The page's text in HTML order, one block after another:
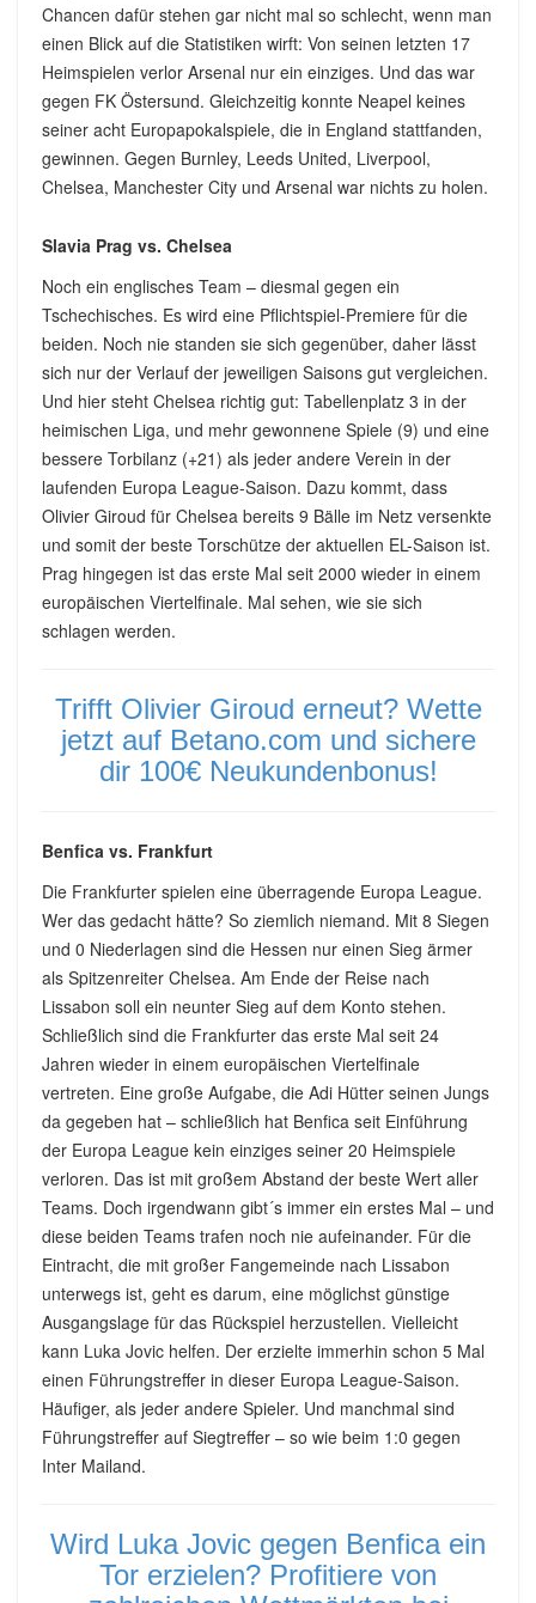
Chancen dafür stehen gar nicht mal so schlecht, wenn man
einen Blick auf die Statistiken wirft: Von seinen letzten 17
Heimspielen verlor Arsenal nur ein einziges. Und das war
gegen FK Östersund. Gleichzeitig konnte Neapel keines
seiner acht Europapokalspiele, die in England stattfanden,
gewinnen. Gegen Burnley, Leeds United, Liverpool,
Chelsea, Manchester City und Arsenal war nichts zu holen.
Slavia Prag vs. Chelsea
Noch ein englisches Team – diesmal gegen ein
Tschechisches. Es wird eine Pflichtspiel-Premiere für die
beiden. Noch nie standen sie sich gegenüber, daher lässt
sich nur der Verlauf der jeweiligen Saisons gut vergleichen.
Und hier steht Chelsea richtig gut: Tabellenplatz 3 in der
heimischen Liga, und mehr gewonnene Spiele (9) und eine
bessere Torbilanz (+21) als jeder andere Verein in der
laufenden Europa League-Saison. Dazu kommt, dass
Olivier Giroud für Chelsea bereits 9 Bälle im Netz versenkte
und somit der beste Torschütze der aktuellen EL-Saison ist.
Prag hingegen ist das erste Mal seit 2000 wieder in einem
europäischen Viertelfinale. Mal sehen, wie sie sich
schlagen werden.
Trifft Olivier Giroud erneut? Wette
jetzt auf Betano.com und sichere
dir 100€ Neukundenbonus!
Benfica vs. Frankfurt
Die Frankfurter spielen eine überragende Europa League.
Wer das gedacht hätte? So ziemlich niemand. Mit 8 Siegen
und 0 Niederlagen sind die Hessen nur einen Sieg ärmer
als Spitzenreiter Chelsea. Am Ende der Reise nach
Lissabon soll ein neunter Sieg auf dem Konto stehen.
Schließlich sind die Frankfurter das erste Mal seit 24
Jahren wieder in einem europäischen Viertelfinale
vertreten. Eine große Aufgabe, die Adi Hütter seinen Jungs
da gegeben hat – schließlich hat Benfica seit Einführung
der Europa League kein einziges seiner 20 Heimspiele
verloren. Das ist mit großem Abstand der beste Wert aller
Teams. Doch irgendwann gibt´s immer ein erstes Mal – und
diese beiden Teams trafen noch nie aufeinander. Für die
Eintracht, die mit großer Fangemeinde nach Lissabon
unterwegs ist, geht es darum, eine möglichst günstige
Ausgangslage für das Rückspiel herzustellen. Vielleicht
kann Luka Jovic helfen. Der erzielte immerhin schon 5 Mal
einen Führungstreffer in dieser Europa League-Saison.
Häufiger, als jeder andere Spieler. Und manchmal sind
Führungstreffer auf Siegtreffer – so wie beim 1:0 gegen
Inter Mailand.
Wird Luka Jovic gegen Benfica ein
Tor erzielen? Profitiere von